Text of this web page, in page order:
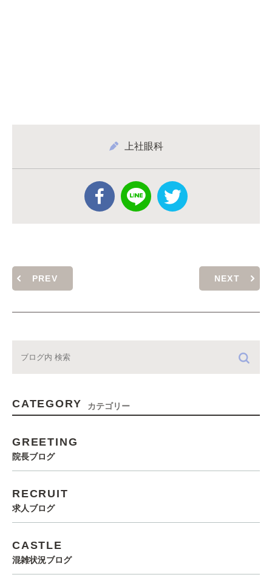
上社眼科
PREV NEXT
CATEGORY カテゴリー
GREETING
院長ブログ
RECRUIT
求人ブログ
CASTLE
混雑状況ブログ